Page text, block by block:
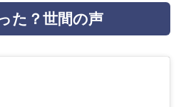
た？世間の声